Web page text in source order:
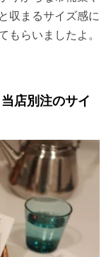
収まるサイズ感に
もらいましたよ。
店別注のサイ